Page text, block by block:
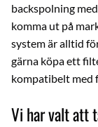
backspolning
komma ut på
system är alltid
gärna köpa ett
kompatibelt med
Vi har valt att